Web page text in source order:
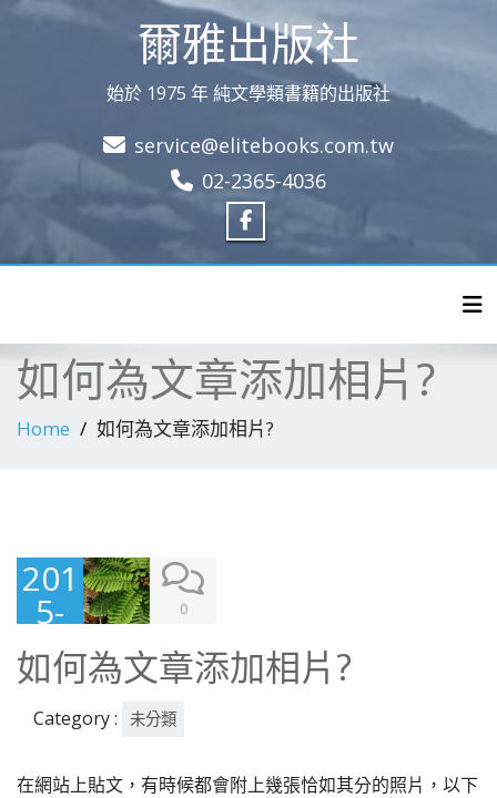
爾雅出版社
始於 1975 年 純文學類書籍的出版社
service@elitebooks.com.tw
02-2365-4036
如何為文章添加相片?
Home 如何為文章添加相片?
201
5-
09-
15
0
如何為文章添加相片?
Category : 未分類
在網站上貼文，有時候都會附上幾張恰如其分的照片，以下